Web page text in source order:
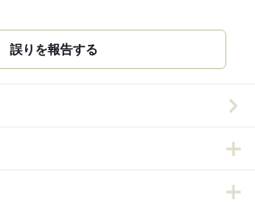
誤りを報告する